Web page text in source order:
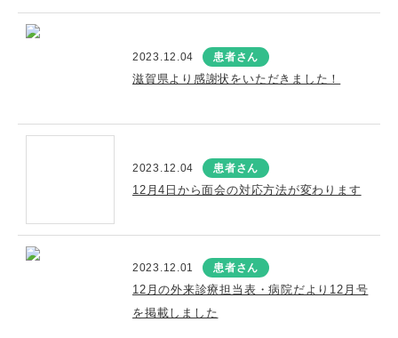
2023.12.04 患者さん
滋賀県より感謝状をいただきました！
2023.12.04 患者さん
12月4日から面会の対応方法が変わります
2023.12.01 患者さん
12月の外来診療担当表・病院だより12月号
を掲載しました